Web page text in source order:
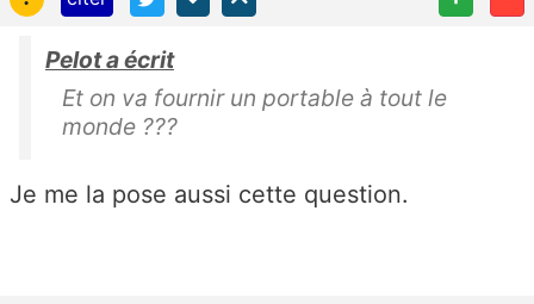
Pelot a écrit
Et on va fournir un portable à tout le
monde ???
Je me la pose aussi cette question.